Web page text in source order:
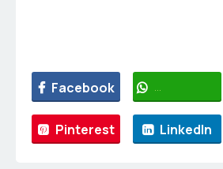
Facebook WhatsApp
Pinterest LinkedIn